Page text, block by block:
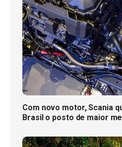
Com novo motor, Scania
Brasil o posto de maior